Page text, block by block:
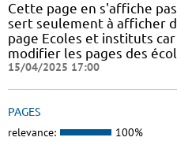
Cette page en s'affiche
sert seulement à afficher
page Ecoles et instituts
modifier les pages des
15/04/2025 17:00
PAGES
relevance: 100%